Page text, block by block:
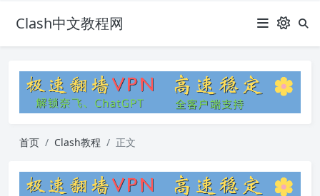
Clash中文教程网
首页 Clash教程 正文